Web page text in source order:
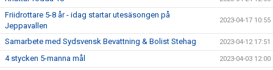
Friidrottare 5-8 år - idag startar utesäsongen på
Jeppavallen
2023-04-17 10:55
Samarbete med Sydsvensk Bevattning & Bolist Stehag 2023-04-12 17:51
4 stycken 5-manna mål 2023-04-03 12:00